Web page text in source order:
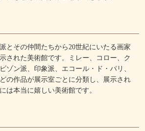
とその仲間たちから20世紀にいたる画家
された美術館です。ミレー、コロー、ク
ゾン派、印象派、エコール・ド・パリ、
の作品が展示室ごとに分類し、展示され
は本当に嬉しい美術館です。